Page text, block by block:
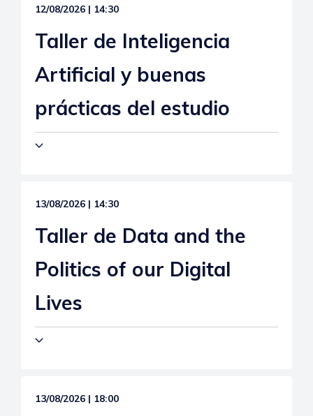
12/08/2026 | 14:30
Taller de Inteligencia
Artificial y buenas
prácticas del estudio
13/08/2026 | 14:30
Taller de Data and the
Politics of our Digital
Lives
13/08/2026 | 18:00